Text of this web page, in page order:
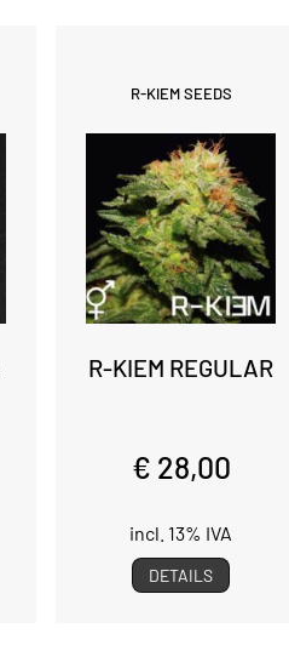
R-KIEM SEEDS
R-KIEM REGULAR
€ 28,00
incl. 13% IVA
DETAILS